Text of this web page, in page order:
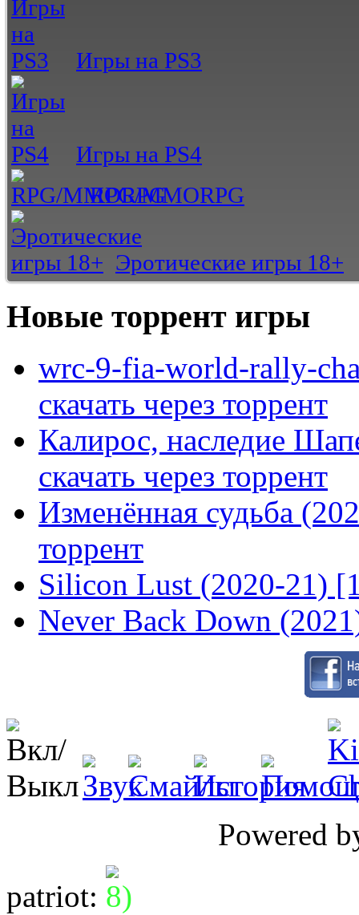
Игры на PS3
Игры на PS4
RPG/MMORPG
Эротические игры 18+
Новые торрент игры
wrc-9-fia-world-rally-
скачать через торрент
Калирос, наследие
скачать через торрент
Изменённая судьба
торрент
Silicon Lust (2020-21)
Never Back Down
Powered
patriot: